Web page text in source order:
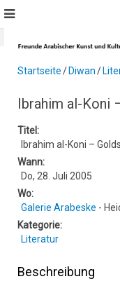
Startseite Diwan
Ibrahim al-Koni
Titel:
Ibrahim al-Koni –
Wann:
Do, 28. Juli 2005
Wo:
Galerie Arabeske -
Kategorie:
Literatur
Beschreibung